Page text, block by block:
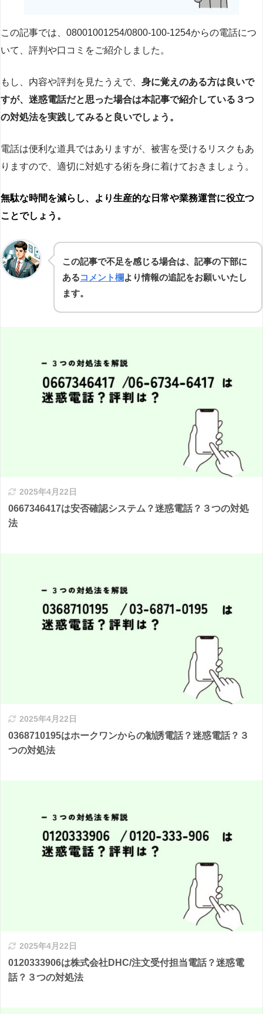
この記事では、08001001254/0800-100-1254からの電話につ
いて、評判や口コミをご紹介しました。
もし、内容や評判を見たうえで、 身に覚えのある方は良いで
すが、迷惑電話だと思った場合は本記事で紹介している３つ
の対処法を実践してみると良いでしょう。
電話は便利な道具ではありますが、被害を受けるリスクもあ
りますので、適切に対処する術を身に着けておきましょう。
無駄な時間を減らし、より生産的な日常や業務運営に役立つ
ことでしょう。
この記事で不足を感じる場合は、記事の下部に
あるコメント欄より情報の追記をお願いいたし
ます。
2025年4月22日
0667346417は安否確認システム？迷惑電話？３つの対処
法
2025年4月22日
0368710195はホークワンからの勧誘電話？迷惑電話？３
つの対処法
2025年4月22日
0120333906は株式会社DHC/注文受付担当電話？迷惑電
話？３つの対処法